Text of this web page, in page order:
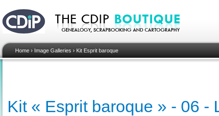
Home › Image Galleries › Kit Esprit baroque
Kit « Esprit baroque » - 06 -